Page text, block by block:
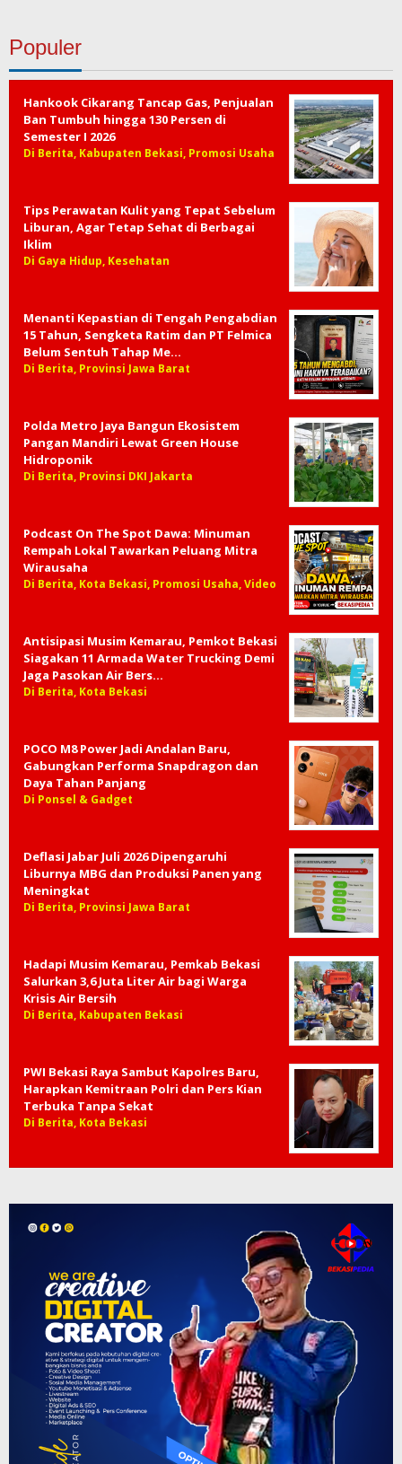
Populer
Hankook Cikarang Tancap Gas, Penjualan
Ban Tumbuh hingga 130 Persen di
Semester I 2026
Di Berita, Kabupaten Bekasi, Promosi Usaha
Tips Perawatan Kulit yang Tepat Sebelum
Liburan, Agar Tetap Sehat di Berbagai
Iklim
Di Gaya Hidup, Kesehatan
Menanti Kepastian di Tengah Pengabdian
15 Tahun, Sengketa Ratim dan PT Felmica
Belum Sentuh Tahap Me…
Di Berita, Provinsi Jawa Barat
Polda Metro Jaya Bangun Ekosistem
Pangan Mandiri Lewat Green House
Hidroponik
Di Berita, Provinsi DKI Jakarta
Podcast On The Spot Dawa: Minuman
Rempah Lokal Tawarkan Peluang Mitra
Wirausaha
Di Berita, Kota Bekasi, Promosi Usaha, Video
Antisipasi Musim Kemarau, Pemkot Bekasi
Siagakan 11 Armada Water Trucking Demi
Jaga Pasokan Air Bers…
Di Berita, Kota Bekasi
POCO M8 Power Jadi Andalan Baru,
Gabungkan Performa Snapdragon dan
Daya Tahan Panjang
Di Ponsel & Gadget
Deflasi Jabar Juli 2026 Dipengaruhi
Liburnya MBG dan Produksi Panen yang
Meningkat
Di Berita, Provinsi Jawa Barat
Hadapi Musim Kemarau, Pemkab Bekasi
Salurkan 3,6 Juta Liter Air bagi Warga
Krisis Air Bersih
Di Berita, Kabupaten Bekasi
PWI Bekasi Raya Sambut Kapolres Baru,
Harapkan Kemitraan Polri dan Pers Kian
Terbuka Tanpa Sekat
Di Berita, Kota Bekasi